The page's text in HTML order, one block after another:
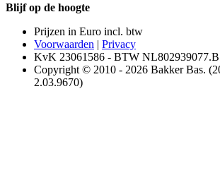
Blijf op de hoogte
Prijzen in Euro incl. btw
Voorwaarden | Privacy
KvK 23061586 - BTW
Copyright © 2010 - 2026 Bakker Bas.
2.03.9670)